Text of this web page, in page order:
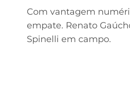
Com vantagem
empate. Renato
Spinelli em campo.